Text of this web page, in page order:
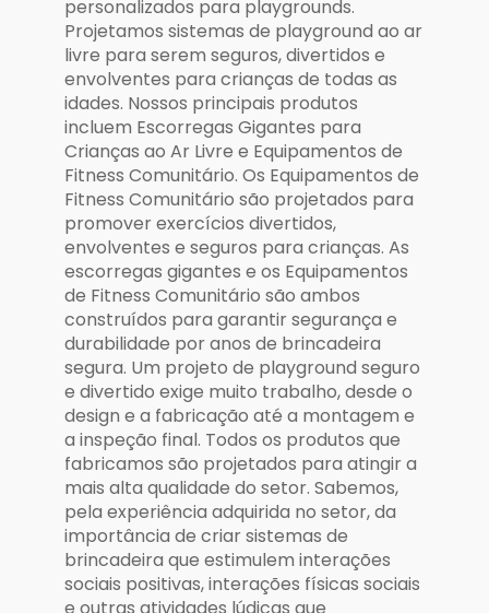
personalizados para playgrounds.
Projetamos sistemas de playground ao ar
livre para serem seguros, divertidos e
envolventes para crianças de todas as
idades. Nossos principais produtos
incluem Escorregas Gigantes para
Crianças ao Ar Livre e Equipamentos de
Fitness Comunitário. Os Equipamentos de
Fitness Comunitário são projetados para
promover exercícios divertidos,
envolventes e seguros para crianças. As
escorregas gigantes e os Equipamentos
de Fitness Comunitário são ambos
construídos para garantir segurança e
durabilidade por anos de brincadeira
segura. Um projeto de playground seguro
e divertido exige muito trabalho, desde o
design e a fabricação até a montagem e
a inspeção final. Todos os produtos que
fabricamos são projetados para atingir a
mais alta qualidade do setor. Sabemos,
pela experiência adquirida no setor, da
importância de criar sistemas de
brincadeira que estimulem interações
sociais positivas, interações físicas sociais